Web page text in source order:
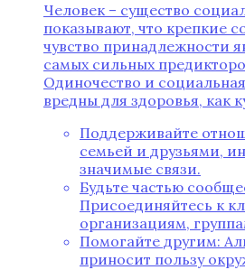
Человек – существо
показывают, что крепкие
чувство принадлежности
самых сильных
Одиночество и
вредны для здоровья, как
Поддерживайте
семьей и друзьями,
значимые связи.
Будьте частью
Присоединяйтесь к
организациям,
Помогайте другим:
приносит пользу